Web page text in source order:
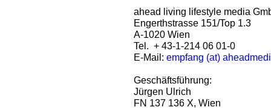
ahead living lifestyle media
Engerthstrasse 151/Top 1.3
A-1020 Wien
Tel. + 43-1-214 06 01-0
E-Mail: empfang (at)
Geschäftsführung:
Jürgen Ulrich
FN 137 136 X, Wien